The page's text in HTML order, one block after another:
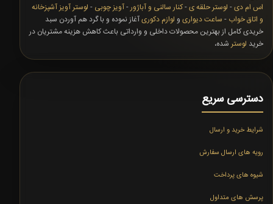
اس ام دی- لوستر حلقه ی-کنار سالنی و آباژور-آویز چوبی - لوستر آویز آشپزخانه
و اتاق خواب - ساعت دیواری و لوازم دکوریآغاز نموده و با گرد هم آوردن سبد
خریدی کامل از بهترین محصولات داخلی و وارداتی باعث کاهش هزینه مشتریان در
خرید لوستر شده،
دسترسی سریع
شرایط خرید و ارسال
رویه های ارسال سفارش
شیوه های پرداخت
پرسش های متداول